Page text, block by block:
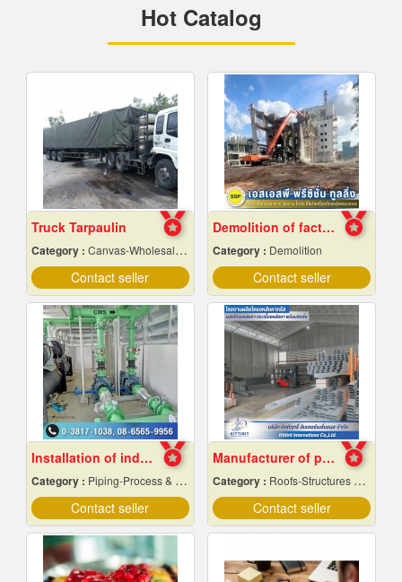
Hot Catalog
Truck Tarpaulin
Category : Canvas-Wholesale & Manufacturers
Contact seller
Demolition of factory in Samut Prakan
Category : Demolition
Contact seller
Installation of industrial piping work
Category : Piping-Process & Industrial
Contact seller
Manufacturer of prefabricated roof structures.
Category : Roofs-Structures & Trusses
Contact seller